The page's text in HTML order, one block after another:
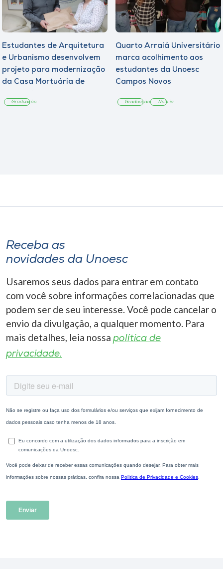
Estudantes de Arquitetura
e Urbanismo desenvolvem
projeto para modernização
da Casa Mortuária de
Graduação
Quarto Arraiá Universitário
marca acolhimento aos
estudantes da Unoesc
Campos Novos
Graduação Notícia
Receba as
novidades da Unoesc
Usaremos seus dados para entrar em contato
com você sobre informações correlacionadas que
podem ser de seu interesse. Você pode cancelar o
envio da divulgação, a qualquer momento. Para
mais detalhes, leia nossa política de
privacidade.